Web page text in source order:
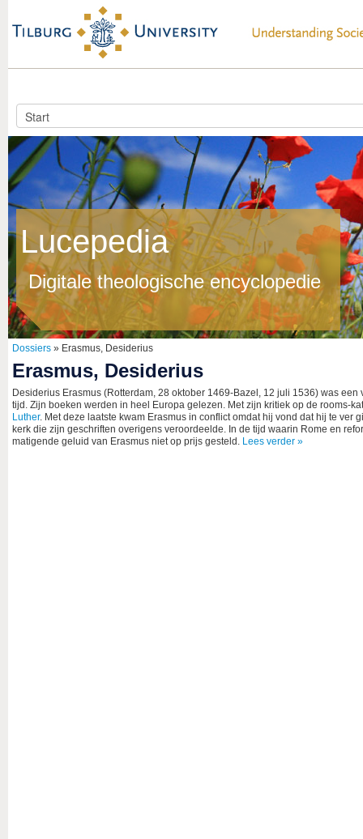
Lucepedia
Digitale theologische encyclopedie
Dossiers » Erasmus, Desiderius
Erasmus, Desiderius
Desiderius Erasmus (Rotterdam, 28 oktober 1469-Bazel, 12 juli 1536) was
tijd. Zijn boeken werden in heel Europa gelezen. Met zijn kritiek op de rooms-
Luther. Met deze laatste kwam Erasmus in conflict omdat hij vond dat hij te ver
kerk die zijn geschriften overigens veroordeelde. In de tijd waarin Rome en
matigende geluid van Erasmus niet op prijs gesteld. Lees verder »